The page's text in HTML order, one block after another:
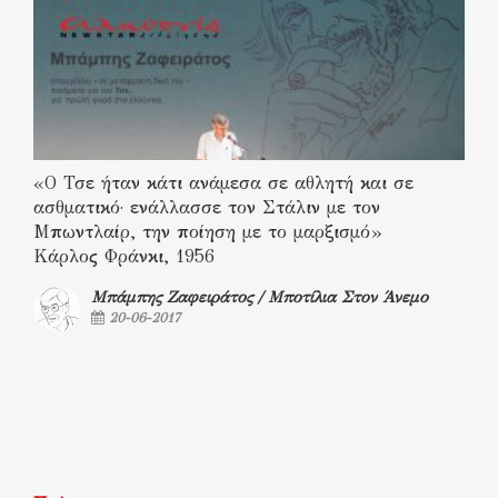
«Ο Τσε ήταν κάτι ανάμεσα σε αθλητή και σε
ασθματικό· ενάλλασσε τον Στάλιν με τον
Μπωντλαίρ, την ποίηση με το μαρξισμό»
Κάρλος Φράνκι, 1956
Μπάμπης Ζαφειράτος / Μποτίλια Στον Άνεμο
20-06-2017